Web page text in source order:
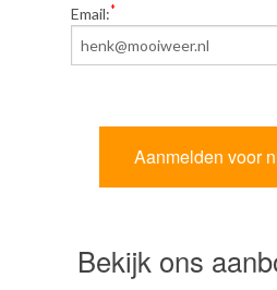
Email:*
Bekijk ons